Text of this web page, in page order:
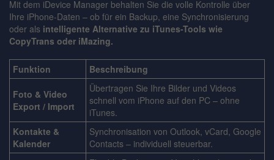
Mit dem iDevice Manager behalten Sie die volle Kontrolle über
Ihre iPhone-Daten – ob für ein Backup, eine Synchronisierung
oder als intelligente Alternative zu iTunes-Tools wie
CopyTrans oder iMazing.
Funktion Beschreibung
Foto & Video
Export / Import
Übertragen Sie Ihre Bilder und Videos
schnell vom iPhone auf den PC – ohne
iTunes.
Kontakte &
Kalender
Synchronisation von Outlook, vCard, Google
Contacts – individuell steuerbar.